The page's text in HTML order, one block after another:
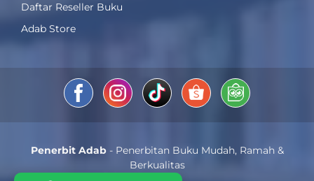
Daftar Reseller Buku
Adab Store
Penerbit Adab- Penerbitan Buku Mudah, Ramah &
Berkualitas